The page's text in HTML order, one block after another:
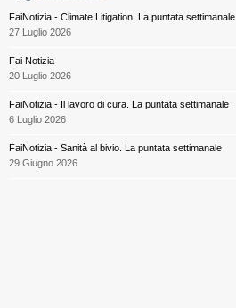
FaiNotizia - Climate Litigation. La puntata settimanale
27 Luglio 2026
Fai Notizia
20 Luglio 2026
FaiNotizia - Il lavoro di cura. La puntata settimanale
6 Luglio 2026
FaiNotizia - Sanità al bivio. La puntata settimanale
29 Giugno 2026